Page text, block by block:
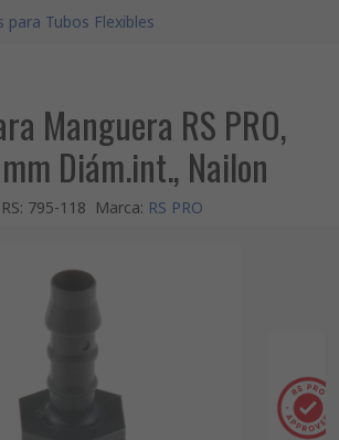
para Tubos Flexibles
Manguera RS PRO,
Diám.int., Nailon
: 795-118 Marca: RS PRO